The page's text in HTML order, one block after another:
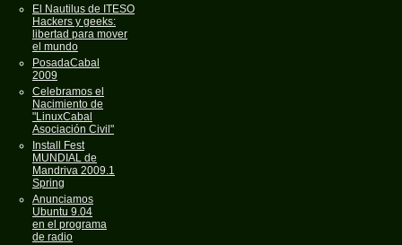
El Nautilus de ITESO
Hackers y geeks:
libertad para mover
el mundo
PosadaCabal
2009
Celebramos el
Nacimiento de
"LinuxCabal
Asociación Civil"
Install Fest
MUNDIAL de
Mandriva 2009.1
Spring
Anunciamos
Ubuntu 9.04
en el programa
de radio